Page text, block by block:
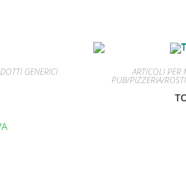
GENERICI ARTICOLI PER
PUB/PIZZERIA/